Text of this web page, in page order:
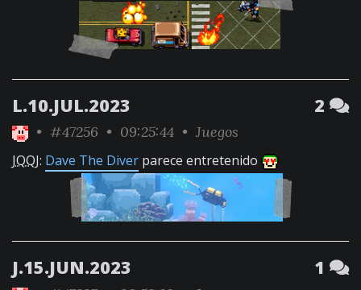
L.10.JUL.2023 2
• #47256 • 09:25:44 • Juegos
JQQJ: Dave The Diver parece entretenido
J.15.JUN.2023 1